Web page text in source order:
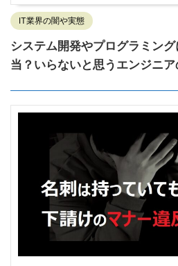
IT業界の闇や実態
システム開発やプログラミン
当？いらないと思うエンジニ